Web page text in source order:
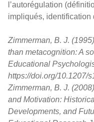
l’autorégulation
impliqués, identification
Zimmerman, B. J.
than metacognition: A
Educational
https://doi.org/10.1207/
Zimmerman, B. J.
and Motivation:
Developments, and